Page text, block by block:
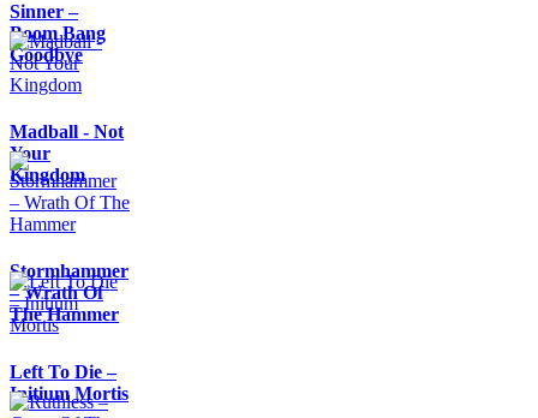
Sinner –
Boom Bang
Goodbye
Madball - Not
Your
Kingdom
Stormhammer
– Wrath Of
The Hammer
Left To Die –
Initium Mortis